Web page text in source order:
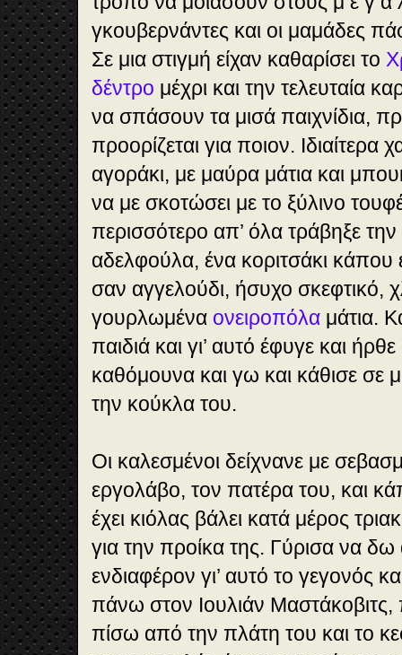
γκουβερνάντες και οι μαμάδες
Σε μια στιγμή είχαν καθαρίσει το
δέντρο μέχρι και την τελευταία
να σπάσουν τα μισά παιχνίδια,
προορίζεται για ποιον. Ιδιαίτερα
αγοράκι, με μαύρα μάτια και
να με σκοτώσει με το ξύλινο
περισσότερο απ’ όλα τράβηξε
αδελφούλα, ένα κοριτσάκι
σαν αγγελούδι, ήσυχο σκεφτικό,
γουρλωμένα ονειροπόλα μάτια.
παιδιά και γι’ αυτό έφυγε και
καθόμουνα και γω και κάθισε σε
την κούκλα του.
Οι καλεσμένοι δείχνανε με
εργολάβο, τον πατέρα του, και
έχει κιόλας βάλει κατά μέρος
για την προίκα της. Γύρισα να δω
ενδιαφέρον γι’ αυτό το γεγονός
πάνω στον Ιουλιάν Μαστάκοβιτς,
πίσω από την πλάτη του και το